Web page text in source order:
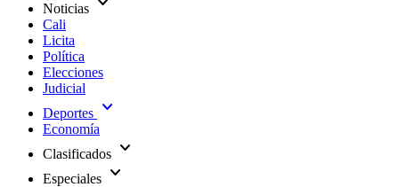
Noticias
Cali
Licita
Política
Elecciones
Judicial
Deportes expand_more
Economía
Clasificados expand_more
Especiales expand_more